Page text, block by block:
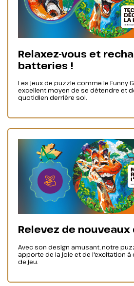
Relaxez-vous et
batteries !
Les jeux de puzzle comme le Funny
excellent moyen de se détendre et
quotidien derrière soi.
Relevez de nouveaux
Avec son design amusant, notre
apporte de la joie et de l'excitation à
de jeu.